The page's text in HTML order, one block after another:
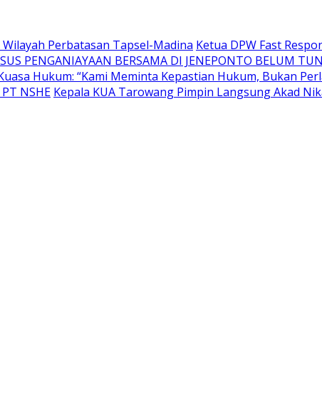
Perbatasan Tapsel-Madina Ketua DPW Fast
PENGANIAYAAN BERSAMA DI JENEPONTO BELUM
Hukum: “Kami Meminta Kepastian Hukum, Bukan
NSHE Kepala KUA Tarowang Pimpin Langsung Akad